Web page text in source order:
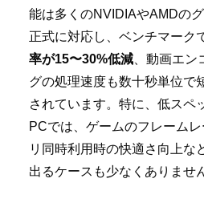
能は多くのNVIDIAやAMDの
正式に対応し、ベンチマーク
率が15〜30%低減 、動画エ
グの処理速度も数十秒単位で
されています。特に、低スペ
PCでは、ゲームのフレーム
リ同時利用時の快適さ向上な
出るケースも少なくありませ